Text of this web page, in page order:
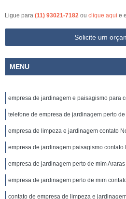
Ligue para (11) 93021-7182 ou clique aqui e
Solicite um
MENU
empresa de jardinagem e paisagismo para
telefone de empresa de jardinagem perto
empresa de limpeza e jardinagem contato
empresa de jardinagem paisagismo contato
empresa de jardinagem perto de mim Araras
empresa de jardinagem perto de mim
contato de empresa de limpeza e